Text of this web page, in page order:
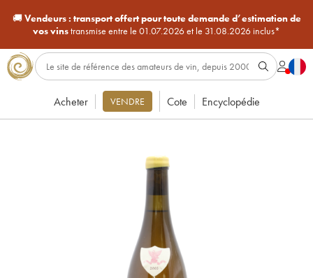
🚚Vendeurs : transport offert pour toute demande d’estimation de
vos vinstransmise entre le 01.07.2026 et le 31.08.2026 inclus*
Acheter VENDRE Cote Encyclopédie